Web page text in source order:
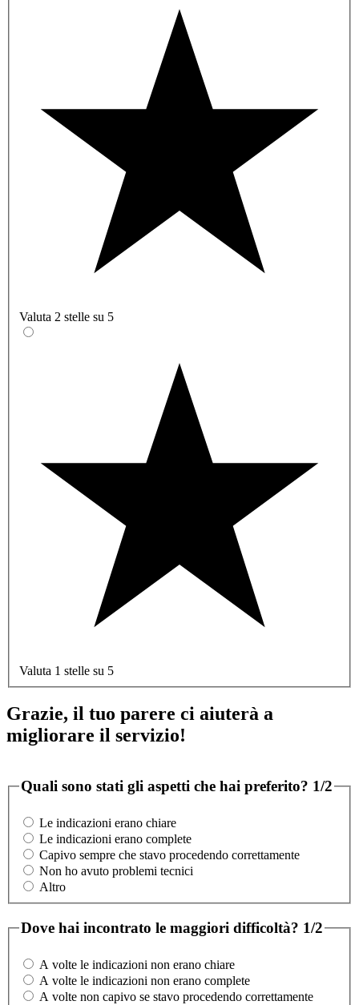
Valuta 2 stelle su 5
Valuta 1 stelle su 5
Grazie, il tuo parere ci aiuterà a
migliorare il servizio!
Quali sono stati gli aspetti che hai preferito? 1/2
Le indicazioni erano chiare
Le indicazioni erano complete
Capivo sempre che stavo procedendo correttamente
Non ho avuto problemi tecnici
Altro
Dove hai incontrato le maggiori difficoltà? 1/2
A volte le indicazioni non erano chiare
A volte le indicazioni non erano complete
A volte non capivo se stavo procedendo correttamente